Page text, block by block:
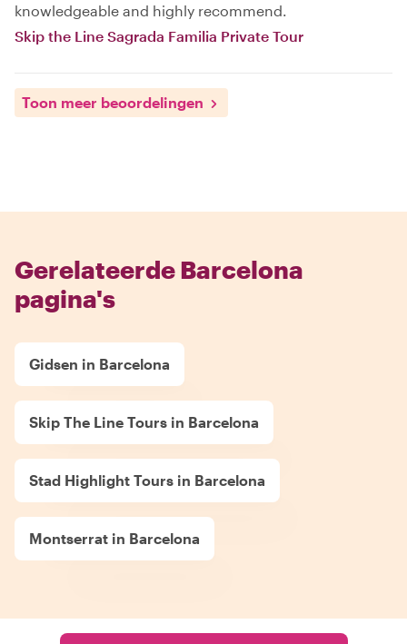
knowledgeable and highly recommend.
Skip the Line Sagrada Familia Private Tour
Toon meer beoordelingen
Gerelateerde Barcelona
pagina's
Gidsen in Barcelona
Skip The Line Tours in Barcelona
Stad Highlight Tours in Barcelona
Montserrat in Barcelona